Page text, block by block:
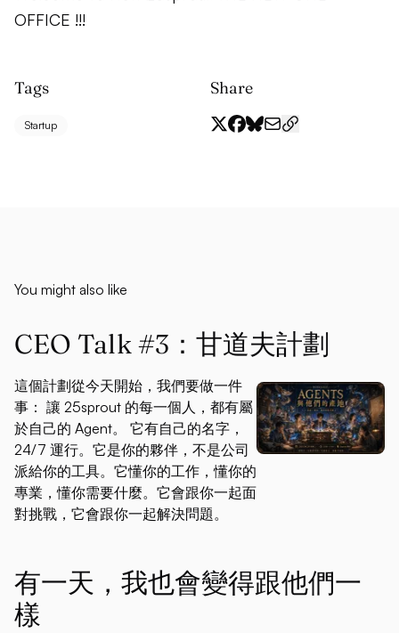
OFFICE !!!
Tags
Startup
Share
You might also like
CEO Talk #3：甘道夫計劃
這個計劃從今天開始，我們要做一件
事： 讓 25sprout 的每一個人，都有屬
於自己的 Agent。 它有自己的名字，
24/7 運行。它是你的夥伴，不是公司
派給你的工具。它懂你的工作，懂你的
專業，懂你需要什麼。它會跟你一起面
對挑戰，它會跟你一起解決問題。
有一天，我也會變得跟他們一
樣